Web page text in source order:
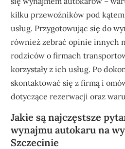
kilku przewoźników pod
usług. Przygotowując się do
również zebrać opinie innych
rodziców o firmach
korzystały z ich usług. Po
skontaktować się z firmą i
dotyczące rezerwacji oraz
Jakie są najczęstsze
wynajmu autokaru na
Szczecinie